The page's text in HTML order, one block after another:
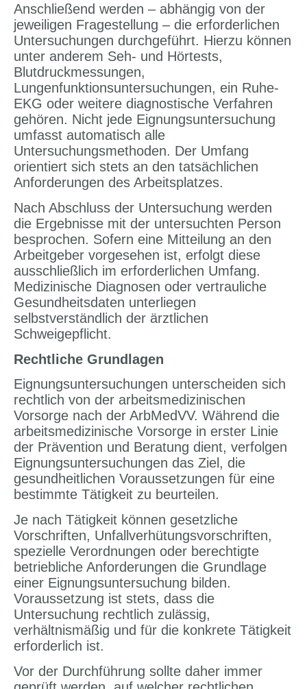
Anschließend werden – abhängig von der
jeweiligen Fragestellung – die erforderlichen
Untersuchungen durchgeführt. Hierzu können
unter anderem Seh- und Hörtests,
Blutdruckmessungen,
Lungenfunktionsuntersuchungen, ein Ruhe-
EKG oder weitere diagnostische Verfahren
gehören. Nicht jede Eignungsuntersuchung
umfasst automatisch alle
Untersuchungsmethoden. Der Umfang
orientiert sich stets an den tatsächlichen
Anforderungen des Arbeitsplatzes.
Nach Abschluss der Untersuchung werden
die Ergebnisse mit der untersuchten Person
besprochen. Sofern eine Mitteilung an den
Arbeitgeber vorgesehen ist, erfolgt diese
ausschließlich im erforderlichen Umfang.
Medizinische Diagnosen oder vertrauliche
Gesundheitsdaten unterliegen
selbstverständlich der ärztlichen
Schweigepflicht.
Rechtliche Grundlagen
Eignungsuntersuchungen unterscheiden sich
rechtlich von der arbeitsmedizinischen
Vorsorge nach der ArbMedVV. Während die
arbeitsmedizinische Vorsorge in erster Linie
der Prävention und Beratung dient, verfolgen
Eignungsuntersuchungen das Ziel, die
gesundheitlichen Voraussetzungen für eine
bestimmte Tätigkeit zu beurteilen.
Je nach Tätigkeit können gesetzliche
Vorschriften, Unfallverhütungsvorschriften,
spezielle Verordnungen oder berechtigte
betriebliche Anforderungen die Grundlage
einer Eignungsuntersuchung bilden.
Voraussetzung ist stets, dass die
Untersuchung rechtlich zulässig,
verhältnismäßig und für die konkrete Tätigkeit
erforderlich ist.
Vor der Durchführung sollte daher immer